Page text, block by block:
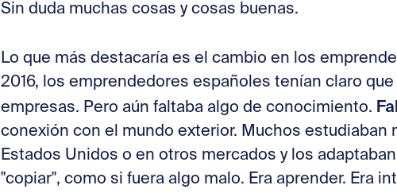
Sin duda muchas cosas y cosas buenas.
Lo que más destacaría es el cambio en los
2016, los emprendedores españoles tenían claro
empresas. Pero aún faltaba algo de conocimiento.
conexión con el mundo exterior. Muchos estudiaban
Estados Unidos o en otros mercados y los
"copiar", como si fuera algo malo. Era aprender. Era